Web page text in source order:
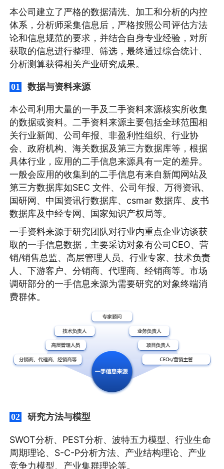
本公司建立了严格的数据清洗、加工和分析的内控
体系，分析师采集信息后，严格按照公司评估方法
论和信息规范的要求，并结合自身专业经验，对所
获取的信息进行整理、筛选，最终通过综合统计、
分析测算获得相关产业研究成果。
01 数据与资料来源
本公司利用大量的一手及二手资料来源核实所收集
的数据或资料。二手资料来源主要包括全球范围相
关行业新闻、公司年报、非盈利性组织、行业协
会、政府机构、海关数据及第三方数据库等，根据
具体行业，应用的二手信息来源具有一定的差异。
一般会应用的收集到的二手信息有来自新闻网站及
第三方数据库如SEC 文件、公司年报、万得资讯、
国研网、中国资讯行数据库、csmar 数据库、皮书
数据库及中经专网、国家知识产权局等。
一手资料来源于研究团队对行业内重点企业访谈获
取的一手信息数据，主要采访对象有公司CEO、营
销/销售总监、高层管理人员、行业专家、技术负责
人、下游客户、分销商、代理商、经销商等。市场
调研部分的一手信息来源为需要研究的对象终端消
费群体。
02 研究方法与模型
SWOT分析、PEST分析、波特五力模型、行业生命
周期理论、S-C-P分析方法、产业结构理论、产业
竞争力模型、产业集群理论等。